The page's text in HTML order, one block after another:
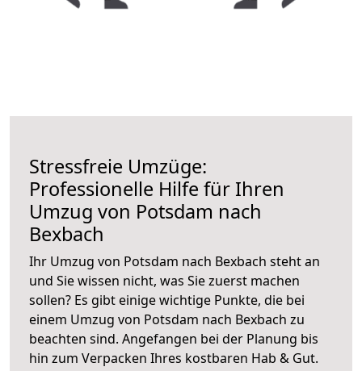
Stressfreie Umzüge:
Professionelle Hilfe für Ihren
Umzug von Potsdam nach
Bexbach
Ihr Umzug von Potsdam nach Bexbach steht an
und Sie wissen nicht, was Sie zuerst machen
sollen? Es gibt einige wichtige Punkte, die bei
einem Umzug von Potsdam nach Bexbach zu
beachten sind. Angefangen bei der Planung bis
hin zum Verpacken Ihres kostbaren Hab & Gut.